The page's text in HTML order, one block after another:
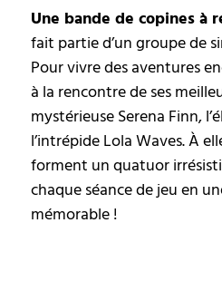
Une bande de copines à
fait partie d’un groupe de
Pour vivre des aventures
à la rencontre de ses
mystérieuse Serena Finn,
l’intrépide Lola Waves. À
forment un quatuor
chaque séance de jeu en
mémorable !